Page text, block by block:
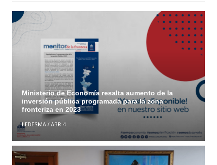
Ministerio de Economía resalta aumento de la
inversión pública programada para la zona
fronteriza en 2023
LEDESMA/ ABR 4